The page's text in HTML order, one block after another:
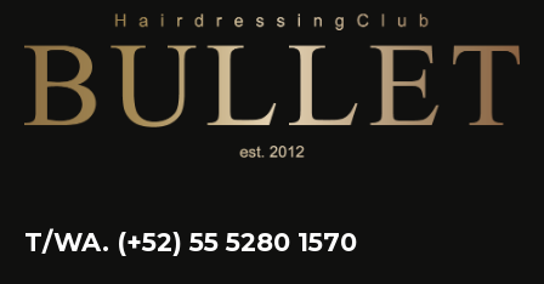
T/WA. (+52) 55 5280 1570